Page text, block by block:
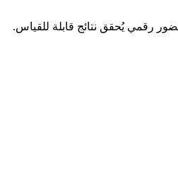
رقمي يُحقق نتائج قابلة للقياس.